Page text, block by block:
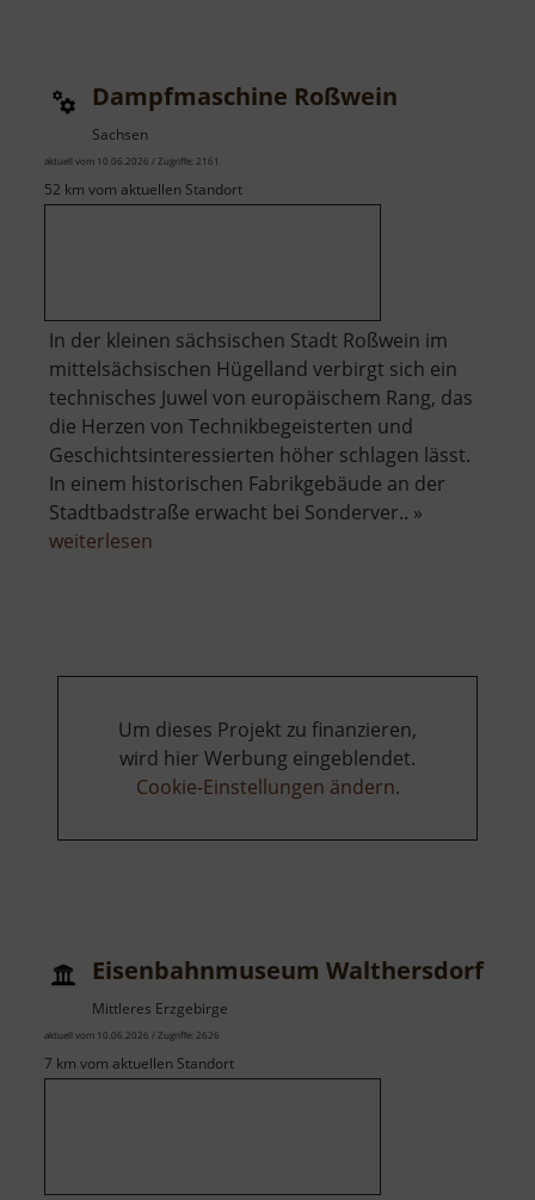
Hirschkopf
Dampfmaschine Roßwein
Sachsen
aktuell vom 10.06.2026 / Zugriffe: 2161
52 km vom aktuellen Standort
In der kleinen sächsischen Stadt Roßwein im
mittelsächsischen Hügelland verbirgt sich ein
technisches Juwel von europäischem Rang, das
die Herzen von Technikbegeisterten und
Geschichtsinteressierten höher schlagen lässt.
In einem historischen Fabrikgebäude an der
Stadtbadstraße erwacht bei Sonderver.. »
weiterlesen
Um dieses Projekt zu finanzieren,
wird hier Werbung eingeblendet.
Cookie-Einstellungen ändern.
Eisenbahnmuseum Walthersdorf
Mittleres Erzgebirge
aktuell vom 10.06.2026 / Zugriffe: 2626
7 km vom aktuellen Standort